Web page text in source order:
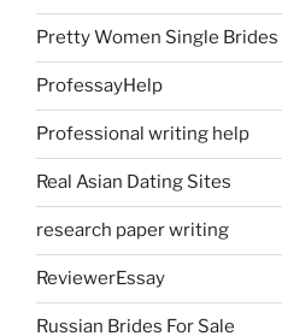
Pretty Women Single Brides
ProfessayHelp
Professional writing help
Real Asian Dating Sites
research paper writing
ReviewerEssay
Russian Brides For Sale